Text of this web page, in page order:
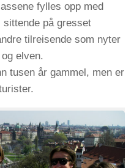
fylles opp med
på gresset
tilreisende som nyter
elven.
tusen år gammel, men er